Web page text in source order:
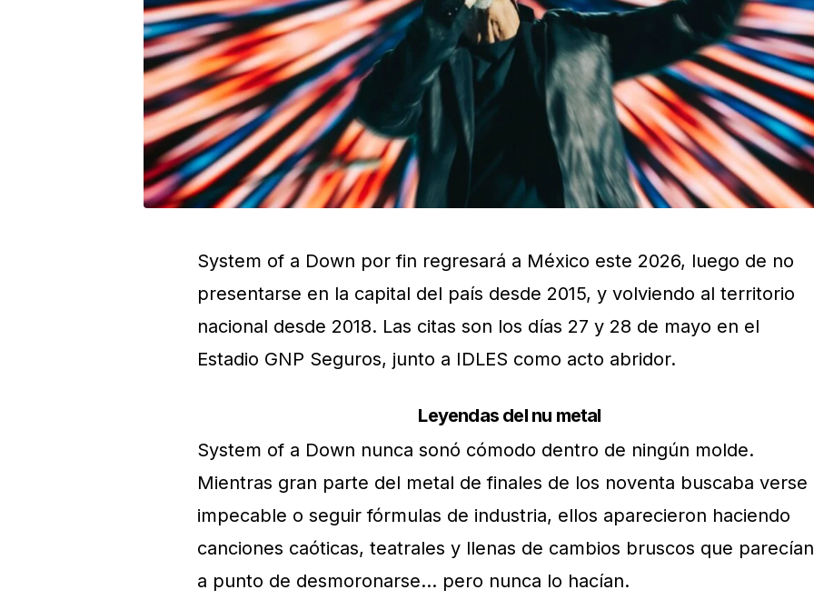
System of a Down por fin regresará a México este 2026, luego de no
presentarse en la capital del país desde 2015, y volviendo al territorio
nacional desde 2018. Las citas son los días 27 y 28 de mayo en el
Estadio GNP Seguros, junto a IDLES como acto abridor.
Leyendas del nu metal
System of a Down nunca sonó cómodo dentro de ningún molde.
Mientras gran parte del metal de finales de los noventa buscaba verse
impecable o seguir fórmulas de industria, ellos aparecieron haciendo
canciones caóticas, teatrales y llenas de cambios bruscos que parecían
a punto de desmoronarse… pero nunca lo hacían.